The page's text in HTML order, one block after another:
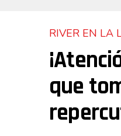
RIVER EN LA
que